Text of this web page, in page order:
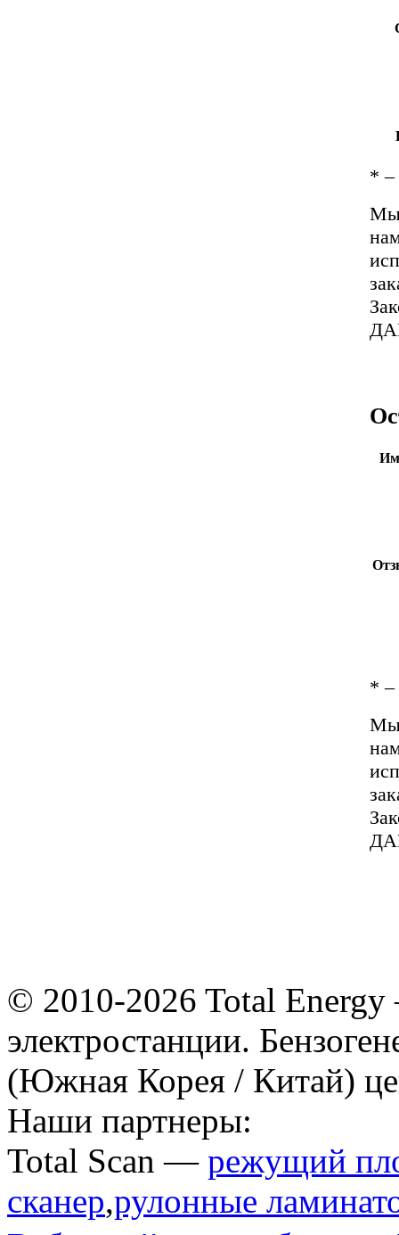
* –
Мы
* –
Мы
© 2010-2026 Total
электростанции.
(Южная Корея / Китай)
Наши партнеры:
Total Scan — режущий
сканер,рулонные